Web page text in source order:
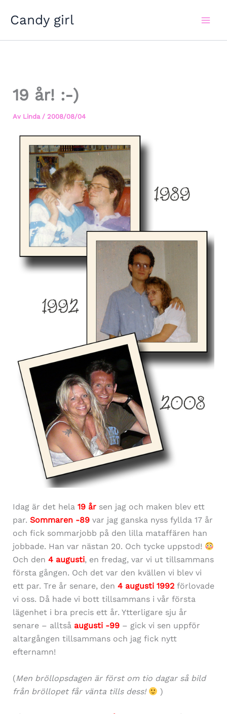
Candy girl
19 år! :-)
Av Linda / 2008/08/04
Idag är det hela 19 årsen jag och maken blev ett
par. Sommaren -89var jag ganska nyss fyllda 17 år
och fick sommarjobb på den lilla mataffären han
jobbade. Han var nästan 20. Och tycke uppstod!
Och den 4 augusti, en fredag, var vi ut tillsammans
första gången. Och det var den kvällen vi blev vi
ett par. Tre år senare, den 4 augusti 1992förlovade
vi oss. Då hade vi bott tillsammans i vår första
lägenhet i bra precis ett år. Ytterligare sju år
senare – alltså augusti -99– gick vi sen uppför
altargången tillsammans och jag fick nytt
efternamn!
(Men bröllopsdagen är först om tio dagar så bild
från bröllopet får vänta tills dess!
)